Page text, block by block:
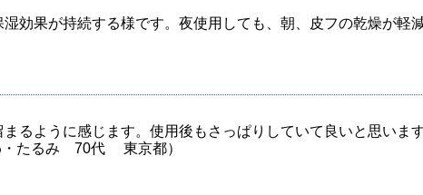
効果が持続する様です。夜使用しても、朝、皮フの乾燥が
るように感じます。使用後もさっぱりしていて良いと思いま
・たるみ 70代 東京都）